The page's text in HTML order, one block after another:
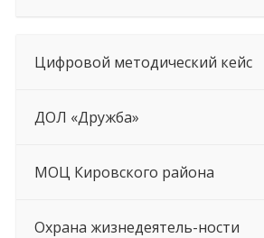
Цифровой методический кейс
ДОЛ «Дружба»
МОЦ Кировского района
Охрана жизнедеятель-ности